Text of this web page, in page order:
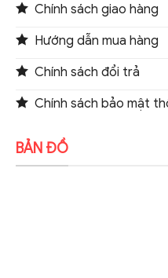
Chính sách giao hàng
Hướng dẫn mua hàng
Chính sách đổi trả
Chính sách bảo mật
BẢN ĐỒ